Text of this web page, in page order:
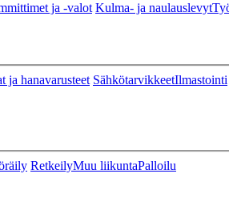
ja -valot Kulma- ja naulauslevyt
ja hanavarusteet SähkötarvikkeetIlmastointi
RetkeilyMuu liikuntaPalloilu